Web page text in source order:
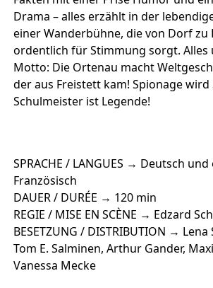
Drama – alles erzählt in der
einer Wanderbühne, die von Dorf
ordentlich für Stimmung sorgt. Alles
Motto: Die Ortenau macht
der aus Freistett kam! Spionage wird
Schulmeister ist Legende!
SPRACHE / LANGUES → Deutsch und
Französisch
DAUER / DURÉE → 120 min
REGIE / MISE EN SCÈNE → Edzard
BESETZUNG / DISTRIBUTION →
Tom E. Salminen, Arthur Gander,
Vanessa Mecke